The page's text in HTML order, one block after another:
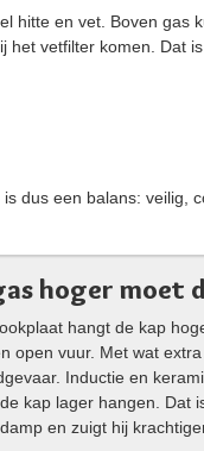
hitte en vet. Boven gas
het vetfilter komen. Dat is
dus een balans: veilig,
hoger moet
hangt de kap
open vuur. Met wat
Inductie en
kap lager hangen. Dat
en zuigt hij